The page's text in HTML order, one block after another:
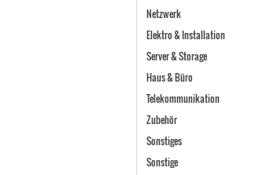
Netzwerk
Elektro & Installation
Server & Storage
Haus & Büro
Telekommunikation
Zubehör
Sonstiges
Sonstige